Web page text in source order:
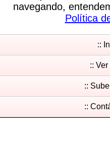
navegando,
Política
::
::
::
::